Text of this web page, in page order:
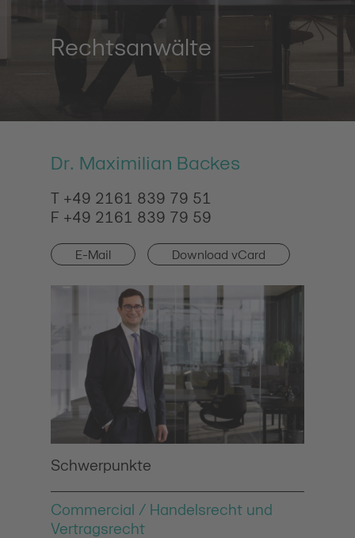
Rechtsanwälte
Dr. Maximilian Backes
T +49 2161 839 79 51
F +49 2161 839 79 59
E-Mail Download vCard
Schwerpunkte
Commercial / Handelsrecht und
Vertragsrecht